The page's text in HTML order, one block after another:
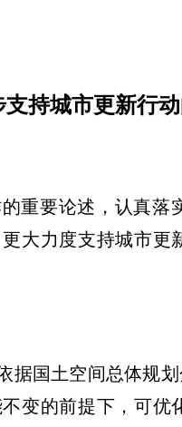
支持城市更新行
重要论述，认真
大力度支持城市
据国土空间总体规
变的前提下，可